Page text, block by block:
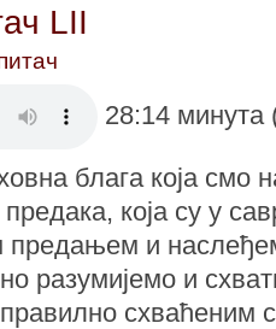
LII
28:14
блага која смо
која су у
предањем и
разумијемо и